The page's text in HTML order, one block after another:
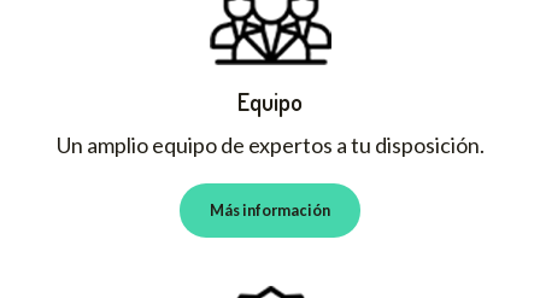
Equipo
Un amplio equipo de expertos a tu disposición.
Más información